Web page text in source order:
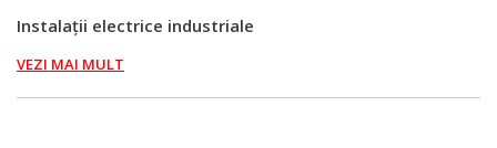
Instalații electrice industriale
VEZI MAI MULT